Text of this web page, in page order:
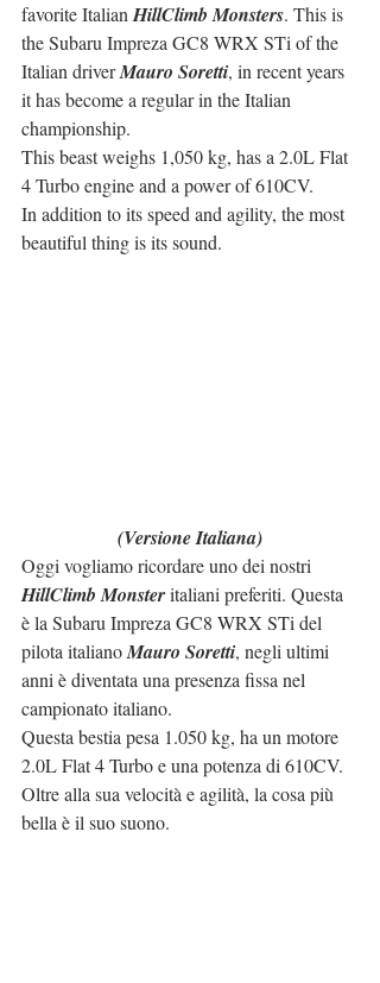
favorite Italian HillClimb Monsters. This is
the Subaru Impreza GC8 WRX STi of the
Italian driver Mauro Soretti, in recent years
it has become a regular in the Italian
championship.
This beast weighs 1,050 kg, has a 2.0L Flat
4 Turbo engine and a power of 610CV.
In addition to its speed and agility, the most
beautiful thing is its sound.
(Versione Italiana)
Oggi vogliamo ricordare uno dei nostri
HillClimb Monster italiani preferiti. Questa
è la Subaru Impreza GC8 WRX STi del
pilota italiano Mauro Soretti, negli ultimi
anni è diventata una presenza fissa nel
campionato italiano.
Questa bestia pesa 1.050 kg, ha un motore
2.0L Flat 4 Turbo e una potenza di 610CV.
Oltre alla sua velocità e agilità, la cosa più
bella è il suo suono.